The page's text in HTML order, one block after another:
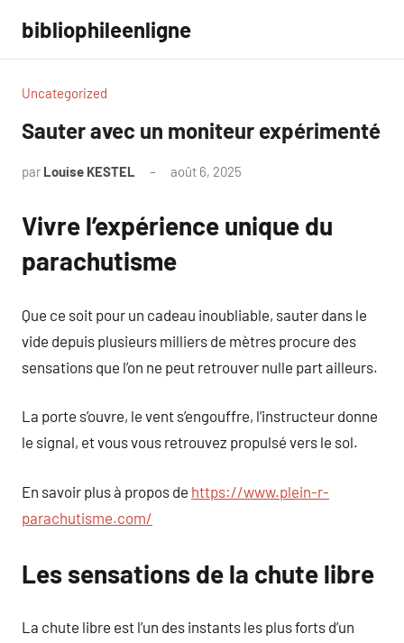
contenu
bibliophileenligne
Uncategorized
Sauter avec un moniteur expérimenté
par Louise KESTEL août 6, 2025
Vivre l’expérience unique du
parachutisme
Que ce soit pour un cadeau inoubliable, sauter dans le
vide depuis plusieurs milliers de mètres procure des
sensations que l’on ne peut retrouver nulle part ailleurs.
La porte s’ouvre, le vent s’engouffre, l’instructeur donne
le signal, et vous vous retrouvez propulsé vers le sol.
En savoir plus à propos de https://www.plein-r-
parachutisme.com/
Les sensations de la chute libre
La chute libre est l’un des instants les plus forts d’un